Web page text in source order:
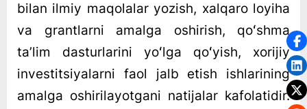
bilan ilmiy maqolalar yozish, xalqaro loyiha
va grantlarni amalga oshirish, qoʻshma
taʼlim dasturlarini yoʻlga qoʻyish, xorijiy
investitsiyalarni faol jalb etish ishlarining
amalga oshirilayotgani natijalar kafolatidir.